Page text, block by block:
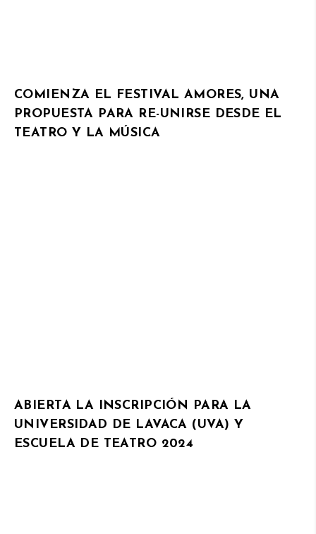
COMIENZA EL FESTIVAL AMORES, UNA
PROPUESTA PARA RE-UNIRSE DESDE EL
TEATRO Y LA MÚSICA
ABIERTA LA INSCRIPCIÓN PARA LA
UNIVERSIDAD DE LAVACA (UVA) Y
ESCUELA DE TEATRO 2024